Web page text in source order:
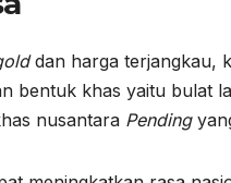
dan harga terjangkau,
bentuk khas yaitu bulat
nusantara Pending